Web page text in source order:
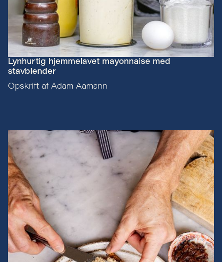
Lynhurtig hjemmelavet mayonnaise med
stavblender
Opskrift af Adam Aamann